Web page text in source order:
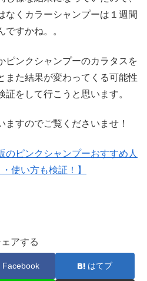
なくカラーシャンプーは１週間
すかね。。
ピンクシャンプーのカラタスを
また結果が変わってくる可能性
証をして行こうと思います。
すのでご覧くださいませ！
のピンクシャンプーおすすめ人
使い方も検証！】
ェアする
Facebook はてブ